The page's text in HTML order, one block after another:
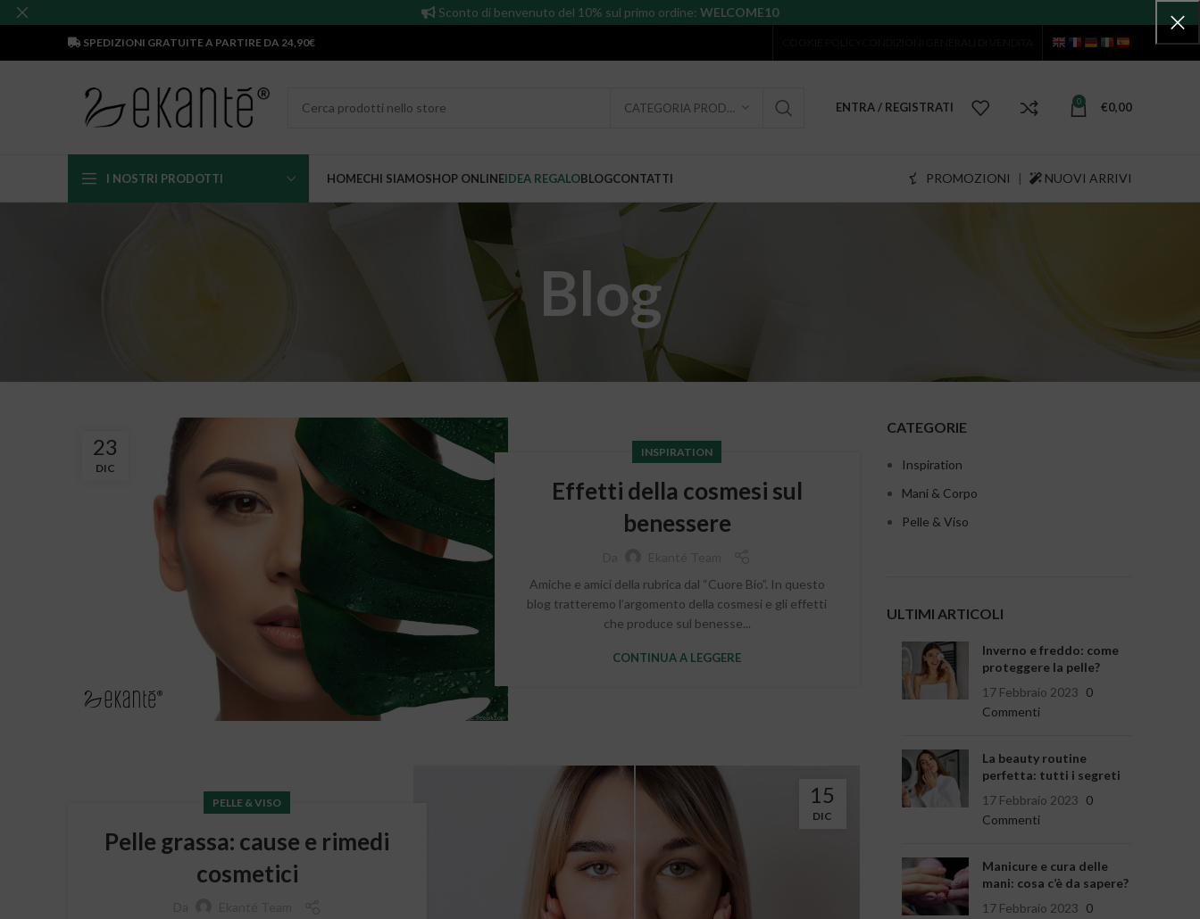
SPEDIZIONI GRATUITE A PARTIRE DA 24,90€
CATEGORIA PRODOTTO ENTRA / REGISTRATI 0 €0,00
I NOSTRI PRODOTTI HOMECHI SIAMOSHOP ONLINEIDEA REGALOBLOGCONTATTI PROMOZIONI | NUOVI ARRIVI
Blog
23
DIC
INSPIRATION
Effetti della cosmesi sul
benessere
Amiche e amici della rubrica dal “Cuore Bio”. In questo
blog tratteremo l’argomento della cosmesi e gli effetti
che produce sul benesse...
CONTINUA A LEGGERE
15
DIC
PELLE & VISO
Pelle grassa: cause e rimedi
cosmetici
CATEGORIE
Inspiration
Mani & Corpo
Pelle & Viso
ULTIMI ARTICOLI
Inverno e freddo: come
proteggere la pelle?
17 Febbraio 2023 0
Commenti
La beauty routine
perfetta: tutti i segreti
17 Febbraio 2023 0
Commenti
Manicure e cura delle
mani: cosa c’è da sapere?
17 Febbraio 2023 0
Sconto di benvenuto del 10% sul primo ordine: WELCOME10